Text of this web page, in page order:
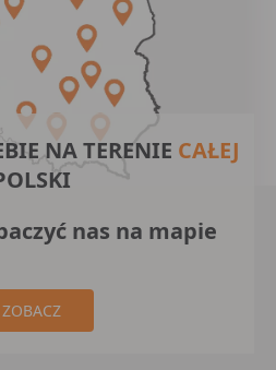
NA TERENIE CAŁEJ
nas na mapie
ZOBACZ